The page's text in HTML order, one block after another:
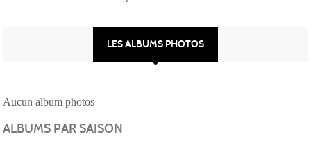
LES ALBUMS PHOTOS
Aucun album photos
ALBUMS PAR SAISON